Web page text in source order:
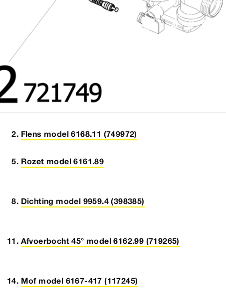
Flens model 6168.11 (749972)
Rozet model 6161.89
Dichting model 9959.4 (398385)
Afvoerbocht 45° model 6162.99 (719265)
Mof model 6167-417 (117245)